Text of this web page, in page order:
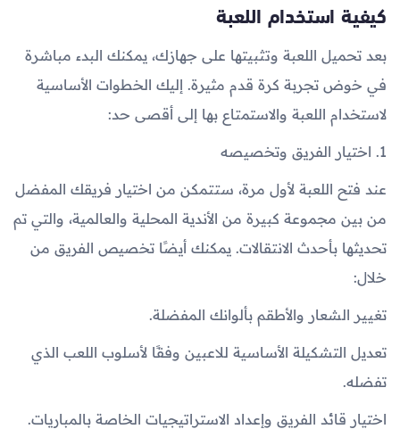
كيفية استخدام اللعبة
بعد تحميل اللعبة وتثبيتها على جهازك، يمكنك البدء مباشرة
في خوض تجربة كرة قدم مثيرة. إليك الخطوات الأساسية
لاستخدام اللعبة والاستمتاع بها إلى أقصى حد:
1. اختيار الفريق وتخصيصه
عند فتح اللعبة لأول مرة، ستتمكن من اختيار فريقك المفضل
من بين مجموعة كبيرة من الأندية المحلية والعالمية، والتي تم
تحديثها بأحدث الانتقالات. يمكنك أيضًا تخصيص الفريق من
خلال:
تغيير الشعار والأطقم بألوانك المفضلة.
تعديل التشكيلة الأساسية للاعبين وفقًا لأسلوب اللعب الذي
تفضله.
اختيار قائد الفريق وإعداد الاستراتيجيات الخاصة بالمباريات.